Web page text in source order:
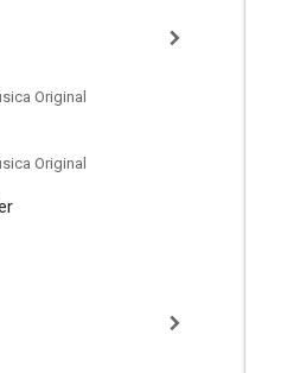
Original
Original